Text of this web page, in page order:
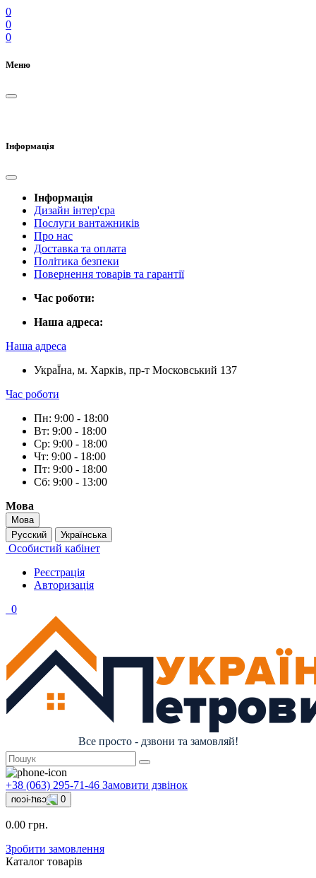
0
0
0
Меню
Інформація
Інформація
Дизайн інтер'єра
Послуги вантажників
Про нас
Доставка та оплата
Політика безпеки
Повернення товарів та гарантії
Час роботи:
Наша адреса:
Наша адреса
УкраЇна, м. Харків, пр-т Московський 137
Час роботи
Пн: 9:00 - 18:00
Вт: 9:00 - 18:00
Ср: 9:00 - 18:00
Чт: 9:00 - 18:00
Пт: 9:00 - 18:00
Сб: 9:00 - 13:00
Мова
Мова
Русский
Українська
Особистий кабінет
Реєстрація
Авторизація
0
Все просто - дзвони та замовляй!
+38 (063) 295-71-46 Замовити дзвінок
0
0.00 грн.
Зробити замовлення
Каталог товарів